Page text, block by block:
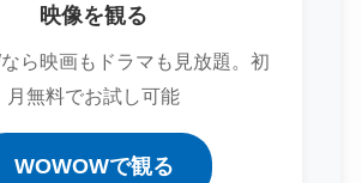
映像を観る
ら映画もドラマも見放題。初
月無料でお試し可能
WOWOWで観る